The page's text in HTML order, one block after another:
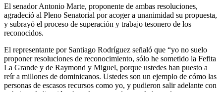
El senador Antonio Marte, proponente de ambas resoluciones,
agradeció al Pleno Senatorial por acoger a unanimidad su propuesta,
y subrayó el proceso de superación y trabajo tesonero de los
reconocidos.
El representante por Santiago Rodríguez señaló que “yo no suelo
proponer resoluciones de reconocimiento, sólo he sometido la Fefita
La Grande y de Raymond y Miguel, porque ustedes han puesto a
reír a millones de dominicanos. Ustedes son un ejemplo de cómo las
personas de escasos recursos como yo, y pudieron salir adelante con